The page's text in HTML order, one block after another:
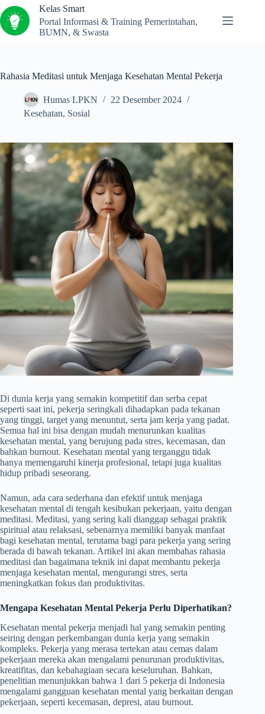
Kelas Smart
Portal Informasi & Training Pemerintahan,
BUMN, & Swasta
Rahasia Meditasi untuk Menjaga Kesehatan Mental Pekerja
Humas LPKN
22 Desember 2024
Kesehatan, Sosial
Di dunia kerja yang semakin kompetitif dan serba cepat
seperti saat ini, pekerja seringkali dihadapkan pada tekanan
yang tinggi, target yang menuntut, serta jam kerja yang padat.
Semua hal ini bisa dengan mudah menurunkan kualitas
kesehatan mental, yang berujung pada stres, kecemasan, dan
bahkan burnout. Kesehatan mental yang terganggu tidak
hanya memengaruhi kinerja profesional, tetapi juga kualitas
hidup pribadi seseorang.
Namun, ada cara sederhana dan efektif untuk menjaga
kesehatan mental di tengah kesibukan pekerjaan, yaitu dengan
meditasi. Meditasi, yang sering kali dianggap sebagai praktik
spiritual atau relaksasi, sebenarnya memiliki banyak manfaat
bagi kesehatan mental, terutama bagi para pekerja yang sering
berada di bawah tekanan. Artikel ini akan membahas rahasia
meditasi dan bagaimana teknik ini dapat membantu pekerja
menjaga kesehatan mental, mengurangi stres, serta
meningkatkan fokus dan produktivitas.
Mengapa Kesehatan Mental Pekerja Perlu Diperhatikan?
Kesehatan mental pekerja menjadi hal yang semakin penting
seiring dengan perkembangan dunia kerja yang semakin
kompleks. Pekerja yang merasa tertekan atau cemas dalam
pekerjaan mereka akan mengalami penurunan produktivitas,
kreatifitas, dan kebahagiaan secara keseluruhan. Bahkan,
penelitian menunjukkan bahwa 1 dari 5 pekerja di Indonesia
mengalami gangguan kesehatan mental yang berkaitan dengan
pekerjaan, seperti kecemasan, depresi, atau burnout.